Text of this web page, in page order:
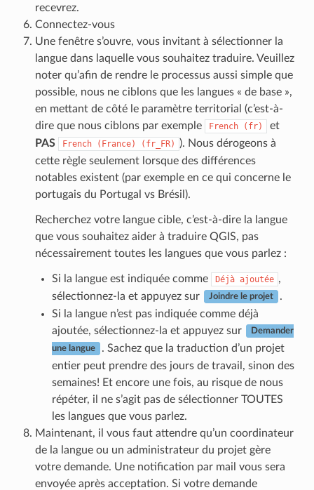
recevrez.
Connectez-vous
Une fenêtre s’ouvre, vous invitant à sélectionner la
langue dans laquelle vous souhaitez traduire. Veuillez
noter qu’afin de rendre le processus aussi simple que
possible, nous ne ciblons que les langues « de base »,
en mettant de côté le paramètre territorial (c’est-à-
dire que nous ciblons par exemple
French (fr)
et
PAS
French (France) (fr_FR)
). Nous dérogeons à
cette règle seulement lorsque des différences
notables existent (par exemple en ce qui concerne le
portugais du Portugal vs Brésil).
Recherchez votre langue cible, c’est-à-dire la langue
que vous souhaitez aider à traduire QGIS, pas
nécessairement toutes les langues que vous parlez :
Si la langue est indiquée comme Déjà ajoutée ,
sélectionnez-la et appuyez sur
Joindre le projet
.
Si la langue n’est pas indiquée comme déjà
ajoutée, sélectionnez-la et appuyez sur
Demander
une langue
. Sachez que la traduction d’un projet
entier peut prendre des jours de travail, sinon des
semaines! Et encore une fois, au risque de nous
répéter, il ne s’agit pas de sélectionner TOUTES
les langues que vous parlez.
Maintenant, il vous faut attendre qu’un coordinateur
de la langue ou un administrateur du projet gère
votre demande. Une notification par mail vous sera
envoyée après acceptation. Si votre demande